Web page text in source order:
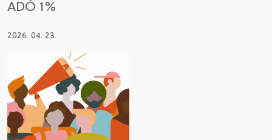
ADÓ 1%
2026. 04. 23.